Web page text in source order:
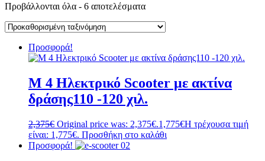
Προβάλλονται όλα - 6 αποτελέσματα
Προσφορά!
M 4 Ηλεκτρικό Scooter με ακτίνα
δράσης110 -120 χιλ.
2,375€ Original price was: 2,375€.1,775€Η τρέχουσα τιμή
είναι: 1,775€. Προσθήκη στο καλάθι
Προσφορά!